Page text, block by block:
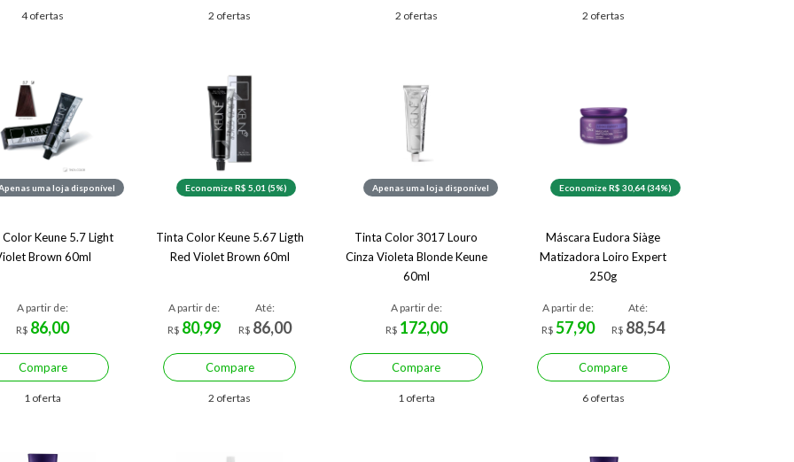
4 ofertas 2 ofertas 2 ofertas 2 ofertas
uma loja disponível
Keune 5.7 Light
Brown 60ml
A partir de:
R$ 86,00
Compare
1 oferta
Economize R$ 5,01 (5%)
Tinta Color Keune 5.67 Ligth
Red Violet Brown 60ml
A partir de:
R$ 80,99
Até:
R$ 86,00
Compare
2 ofertas
Apenas uma loja disponível
Tinta Color 3017 Louro
Cinza Violeta Blonde Keune
60ml
A partir de:
R$ 172,00
Compare
1 oferta
Economize R$ 30,64 (34%)
Máscara Eudora Siàge
Matizadora Loiro Expert
250g
A partir de:
R$ 57,90
Até:
R$ 88,54
Compare
6 ofertas